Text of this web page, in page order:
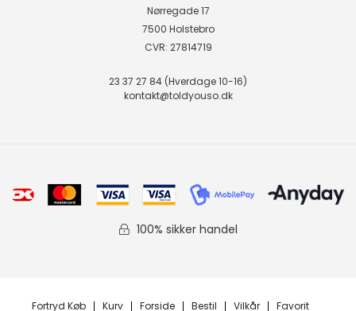
Nørregade 17
7500 Holstebro
CVR: 27814719
23 37 27 84 (Hverdage 10-16)
kontakt@toldyouso.dk
100% sikker handel
Fortryd Køb Kurv Forside Bestil Vilkår Favorit